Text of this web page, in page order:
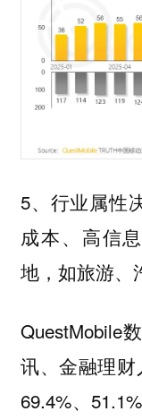
5、行业属性
成本、高信
地，如旅游、
QuestMobile
讯、金融理
69.4%、